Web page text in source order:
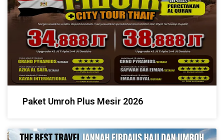
Paket Umroh Plus Mesir 2026